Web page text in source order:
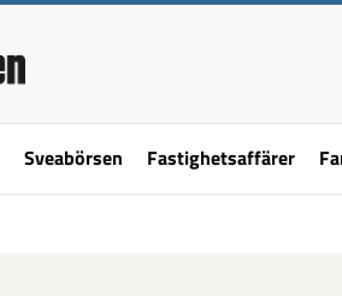
Sveabörsen Fastighetsaffärer